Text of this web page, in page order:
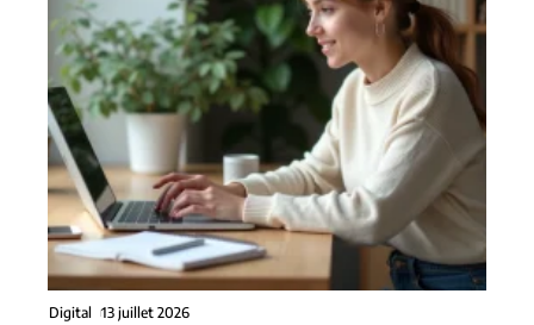
Digital 13 juillet 2026